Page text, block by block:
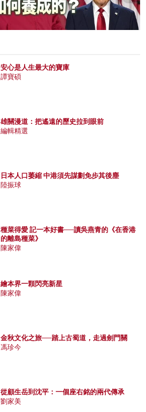
安心是人生最大的寶庫
譚寶碩
雄關漫道：把遙遠的歷史拉到眼前
編輯精選
日本人口萎縮 中港須先謀劃免步其後塵
陸振球
種菜得愛 記一本好書──讀吳燕青的《在香港
的離島種菜》
陳家偉
繪本界一顆閃亮新星
陳家偉
金秋文化之旅──踏上古蜀道，走過劍門關
馮珍今
從顧生岳到沈平：一個座右銘的兩代傳承
劉家美